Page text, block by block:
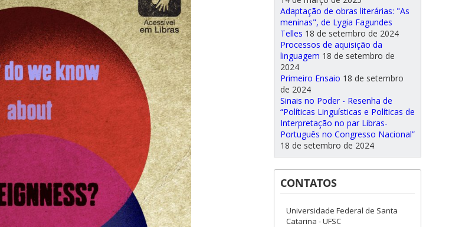
Adaptação de obras literárias: "As
meninas", de Lygia Fagundes
Telles 18 de setembro de 2024
Processos de aquisição da
linguagem 18 de setembro de
2024
Primeiro Ensaio 18 de setembro
de 2024
Sinais no Poder - Resenha de
“Políticas Linguísticas e Políticas de
Interpretação no par Libras-
Português no Congresso Nacional”
18 de setembro de 2024
CONTATOS
Universidade Federal de Santa
Catarina - UFSC